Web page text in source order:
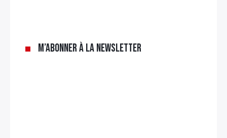
M’abonner à la newsletter